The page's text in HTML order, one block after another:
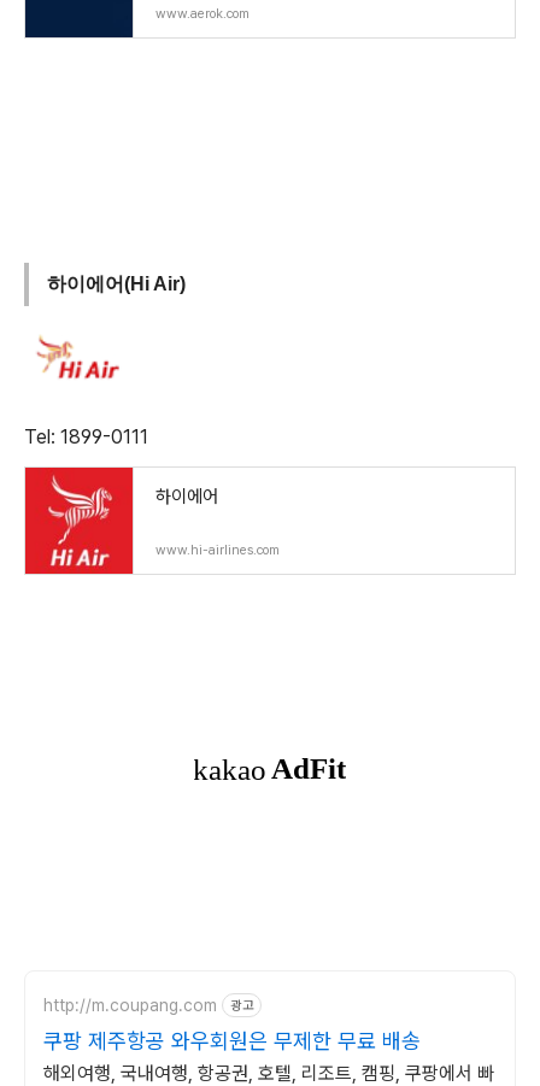
www.aerok.com
하이에어(Hi Air)
Tel: 1899-0111
하이에어
www.hi-airlines.com
http://m.coupang.com 광고
쿠팡 제주항공 와우회원은 무제한 무료 배송
해외여행, 국내여행, 항공권, 호텔, 리조트, 캠핑, 쿠팡에서 빠